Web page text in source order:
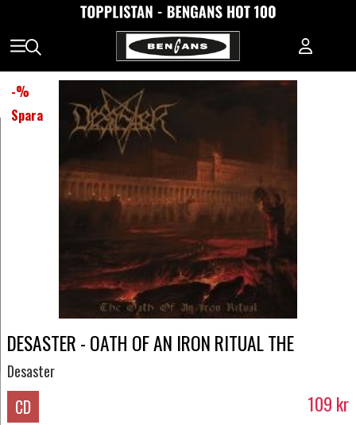
-%
Spara
DESASTER - OATH OF AN IRON RITUAL THE
Desaster
CD 109 kr